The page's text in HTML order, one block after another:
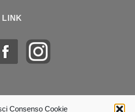
Consenso Cookie
LINK